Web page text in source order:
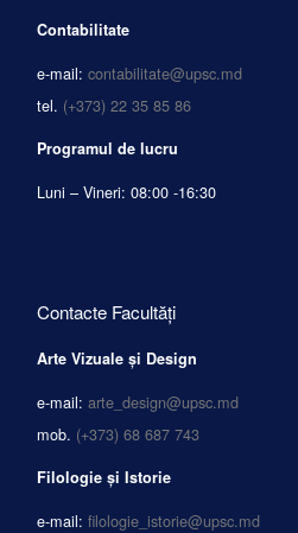
Contabilitate
e-mail: contabilitate@upsc.md
tel. (+373) 22 35 85 86
Programul de lucru
Luni – Vineri: 08:00 -16:30
Contacte Facultăți
Arte Vizuale și Design
e-mail: arte_design@upsc.md
mob. (+373) 68 687 743
Filologie și Istorie
e-mail: filologie_istorie@upsc.md